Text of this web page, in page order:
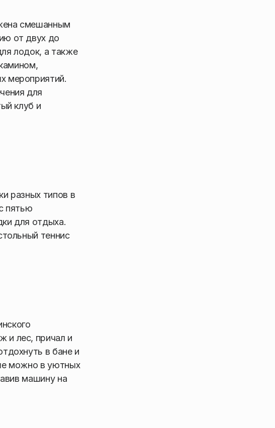
смешанным
от двух до
лодок, а также
мероприятий.
для
клуб и
разных типов в
пятью
для отдыха.
теннис
и лес, причал и
в бане и
можно в уютных
машину на